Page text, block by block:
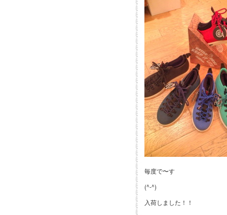
毎度で〜す
(^-^)
入荷しました！！